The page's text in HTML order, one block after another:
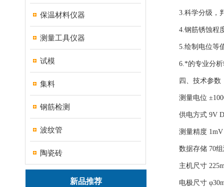
保温材料仪器
测量工具仪器
试模
集料
钢筋检测
波纹管
陶瓷砖
新品推荐
3.科学分级，判
4.钢筋锈蚀程度
5.绘制电位等值
6.*的专业分析
四、技术参数
测量电位
供电方式 9V
测量精度 1mV
数据存储 70组
主机尺寸
电极尺寸